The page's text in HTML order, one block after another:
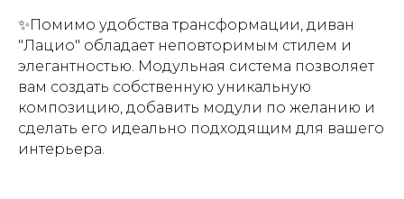
✨Помимо удобства трансформации, диван
"Лацио" обладает неповторимым стилем и
элегантностью. Модульная система позволяет
вам создать собственную уникальную
композицию, добавить модули по желанию и
сделать его идеально подходящим для вашего
интерьера.